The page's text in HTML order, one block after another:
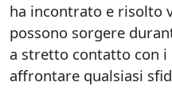
ha incontrato e risolto
possono sorgere
a stretto contatto con
affrontare qualsiasi